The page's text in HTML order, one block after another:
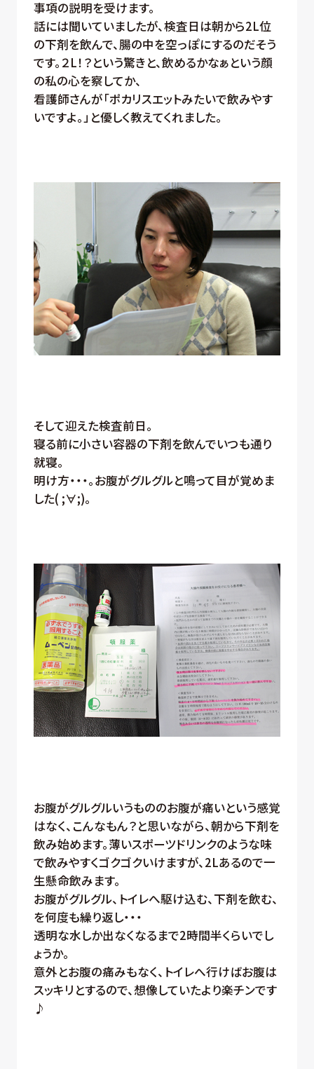
事項の説明を受けます。
話には聞いていましたが、検査日は朝から2L位
の下剤を飲んで、腸の中を空っぽにするのだそう
です。２L！？という驚きと、飲めるかなぁという顔
の私の心を察してか、
看護師さんが「ポカリスエットみたいで飲みやす
いですよ。」と優しく教えてくれました。
そして迎えた検査前日。
寝る前に小さい容器の下剤を飲んでいつも通り
就寝。
明け方・・・。お腹がグルグルと鳴って目が覚めま
した( ;∀;)。
お腹がグルグルいうもののお腹が痛いという感覚
はなく、こんなもん？と思いながら、朝から下剤を
飲み始めます。薄いスポーツドリンクのような味
で飲みやすくゴクゴクいけますが、2Lあるので一
生懸命飲みます。
お腹がグルグル、トイレへ駆け込む、下剤を飲む、
を何度も繰り返し・・・
透明な水しか出なくなるまで2時間半くらいでし
ょうか。
意外とお腹の痛みもなく、トイレへ行けばお腹は
スッキリとするので、想像していたより楽チンです
♪